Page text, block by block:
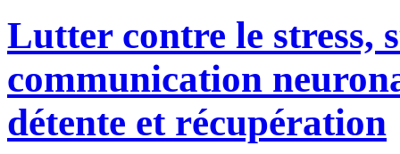
Lutter contre le stress,
communication
détente et récupération